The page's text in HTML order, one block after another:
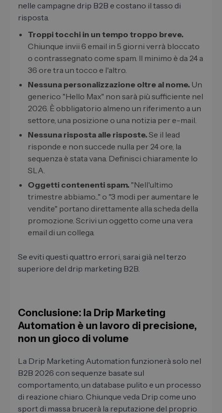
nelle campagne drip B2B e costano il tasso di
risposta.
Troppi tocchi in un tempo troppo breve.
Chiunque invii 6 email in 5 giorni verrà bloccato
o contrassegnato come spam. Il minimo è da 24 a
36 ore tra un tocco e l'altro.
Nessuna personalizzazione oltre al nome. Un
generico "Hello Max" non sarà più sufficiente nel
2026. È obbligatorio almeno un riferimento a un
settore, una posizione o una notizia per e-mail.
Nessuna risposta alle risposte.Se il lead
risponde e non succede nulla per 24 ore, la
sequenza è stata vana. Definisci chiaramente lo
SLA.
Oggetti contenenti spam. "Nell'ultimo
trimestre abbiamo..." o "3 modi per aumentare le
vendite" portano direttamente alla scheda della
promozione. Scrivi un oggetto come una vera
email di un collega.
Se eviti questi quattro errori, sarai già nel terzo
superiore del drip marketing B2B.
Conclusione: la Drip Marketing
Automation è un lavoro di precisione,
non un gioco di volume
La Drip Marketing Automation funzionerà solo nel
B2B 2026 con sequenze basate sul
comportamento, un database pulito e un processo
di reazione chiaro. Chiunque veda Drip come uno
sport di massa brucerà la reputazione del proprio